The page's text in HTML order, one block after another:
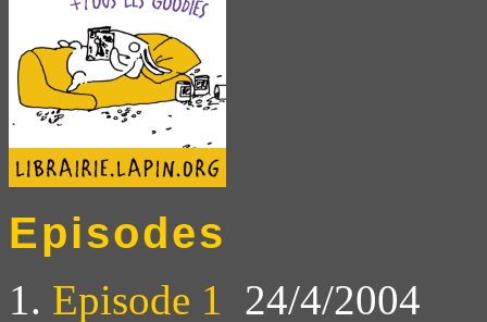
Episodes
1. Episode 1 24/4/2004